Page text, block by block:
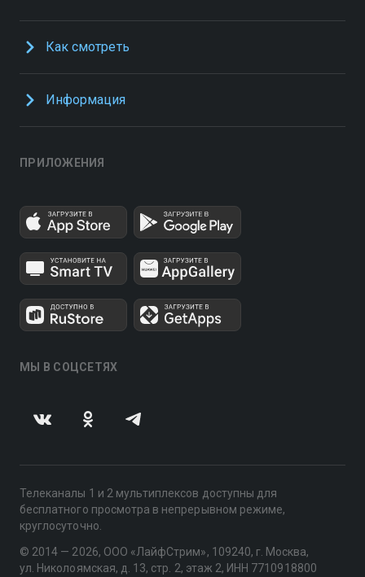
Как смотреть
Информация
ПРИЛОЖЕНИЯ
МЫ В СОЦСЕТЯХ
Телеканалы 1 и 2 мультиплексов доступны для
бесплатного просмотра в непрерывном режиме,
круглосуточно.
© 2014 — 2026, ООО «ЛайфСтрим», 109240, г. Москва,
ул. Николоямская, д. 13, стр. 2, этаж 2, ИНН 7710918800